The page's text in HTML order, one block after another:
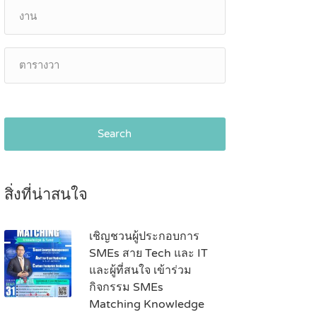
Search
สิ่งที่น่าสนใจ
เชิญชวนผู้ประกอบการ
SMEs สาย Tech และ IT
และผู้ที่สนใจ เข้าร่วม
กิจกรรม SMEs
Matching Knowledge